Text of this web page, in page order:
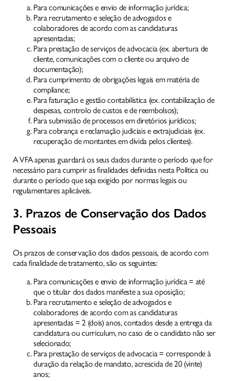
IDENTIDADE
INTELIGÊNCIA NATURAL
SERVIÇOS
CONHECIMENTO
MEDIA
ONDE ESTAMOS
Para comunicações e envio de informação jurídica;
Para recrutamento e seleção de advogados e
colaboradores de acordo com as candidaturas
apresentadas;
Para prestação de serviços de advocacia (ex. abertura de
cliente, comunicações com o cliente ou arquivo de
documentação);
Para cumprimento de obrigações legais em matéria de
compliance;
Para faturação e gestão contabilística (ex. contabilização de
despesas, controlo de custos e de reembolsos);
Para submissão de processos em diretórios jurídicos;
Para cobrança e reclamação judiciais e extrajudiciais (ex.
recuperação de montantes em dívida pelos clientes).
A VFA apenas guardará os seus dados durante o período que for
necessário para cumprir as finalidades definidas nesta Política ou
durante o período que seja exigido por normas legais ou
regulamentares aplicáveis.
3. Prazos de Conservação dos Dados
Pessoais
Os prazos de conservação dos dados pessoais, de acordo com
cada finalidade de tratamento, são os seguintes:
Para comunicações e envio de informação jurídica = até
que o titular dos dados manifeste a sua oposição;
Para recrutamento e seleção de advogados e
colaboradores de acordo com as candidaturas
apresentadas = 2 (dois) anos, contados desde a entrega da
candidatura ou curriculum, no caso de o candidato não ser
selecionado;
Para prestação de serviços de advocacia = corresponde à
duração da relação de mandato, acrescida de 20 (vinte)
anos;